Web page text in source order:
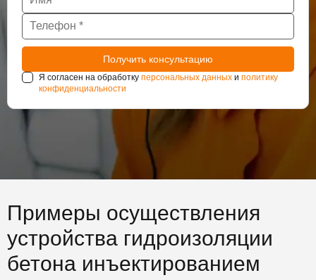
Я согласен на обработку персональных данных и политику
конфиденциальности
Примеры осуществления
устройства гидроизоляции
бетона инъектированием